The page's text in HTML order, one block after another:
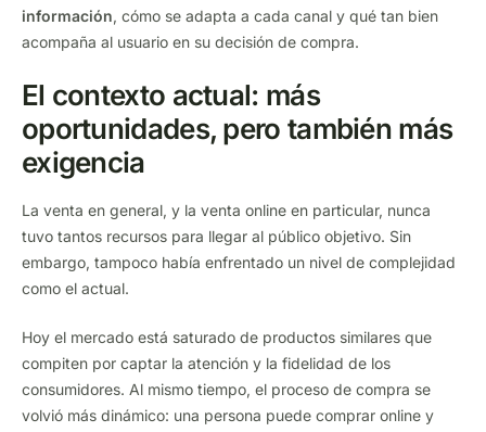
información, cómo se adapta a cada canal y qué tan bien
acompaña al usuario en su decisión de compra.
El contexto actual: más
oportunidades, pero también más
exigencia
La venta en general, y la venta online en particular, nunca
tuvo tantos recursos para llegar al público objetivo. Sin
embargo, tampoco había enfrentado un nivel de complejidad
como el actual.
Hoy el mercado está saturado de productos similares que
compiten por captar la atención y la fidelidad de los
consumidores. Al mismo tiempo, el proceso de compra se
volvió más dinámico: una persona puede comprar online y